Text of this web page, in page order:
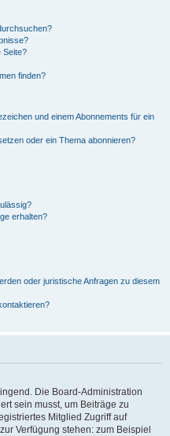
Seite?
finden?
und einem Abonnements für ein
oder ein Thema abonnieren?
erhalten?
oder juristische Anfragen zu diesem
Die Board-Administration
sein musst, um Beiträge zu
Mitglied Zugriff auf
Verfügung stehen: zum Beispiel